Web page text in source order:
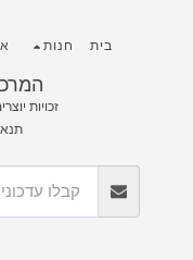
זכויות יוצרים © 2026 כל
בית חנות